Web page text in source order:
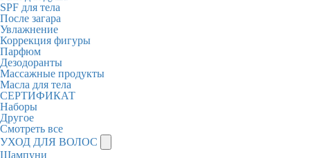
SPF для тела
После загара
Увлажнение
Коррекция фигуры
Парфюм
Дезодоранты
Массажные продукты
Масла для тела
СЕРТИФИКАТ
Наборы
Другое
Смотреть все
УХОД ДЛЯ ВОЛОС
Шампуни